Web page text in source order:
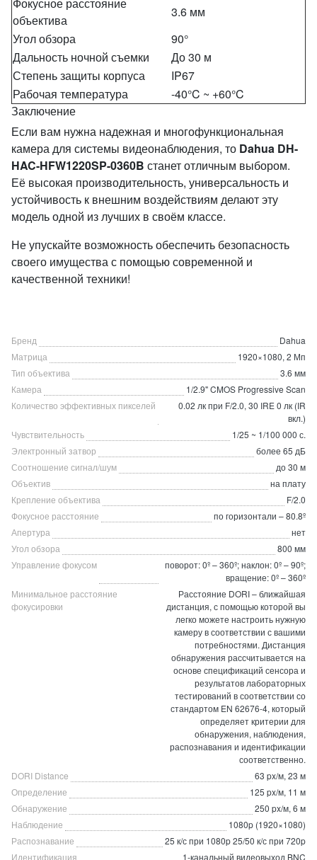
объектива
3.6 мм
Угол обзора
90°
Дальность ночной съемки
До 30 м
Степень защиты корпуса
IP67
Рабочая температура
-40°C ~ +60°C
Заключение
Если вам нужна надежная и многофункциональная
камера для системы видеонаблюдения, то Dahua DH-
HAC-HFW1220SP-0360B станет отличным выбором.
Её высокая производительность, универсальность и
устойчивость к внешним воздействиям делают эту
модель одной из лучших в своём классе.
Не упускайте возможность обеспечить безопасность
своего имущества с помощью современной и
качественной техники!
Бренд
Dahua
Матрица
1920×1080, 2 Мп
Тип объектива
3.6 мм
Камера
1/2.9" CMOS Progressive Scan
Количество эффективных пикселей
0.02 лк при F/2.0, 30 IRE 0 лк (IR
вкл.)
Чувствительность
1/25 ~ 1/100 000 с.
Электронный затвор
более 65 дБ
Соотношение сигнал/шум
до 30 м
Объектив
на плату
Крепление объектива
F/2.0
Фокусное расстояние
по горизонтали – 80.8º
Апертура
нет
Угол обзора
800 мм
Управление фокусом
поворот: 0º – 360º; наклон: 0º – 90º;
вращение: 0º – 360º
Минимальное расстояние
фокусировки
Расстояние DORI – ближайшая
дистанция, с помощью которой вы
легко можете настроить нужную
камеру в соответствии с вашими
потребностями. Дистанция
обнаружения рассчитывается на
основе спецификаций сенсора и
результатов лабораторных
тестирований в соответствии со
стандартом EN 62676-4, который
определяет критерии для
обнаружения, наблюдения,
распознавания и идентификации
соответственно.
DORI Distance
63 px/м, 23 м
Определение
125 px/м, 11 м
Обнаружение
250 px/м, 6 м
Наблюдение
1080p (1920×1080)
Распознавание
25 к/с при 1080p 25/50 к/с при 720p
Идентификация
1-канальный видеовыход BNC